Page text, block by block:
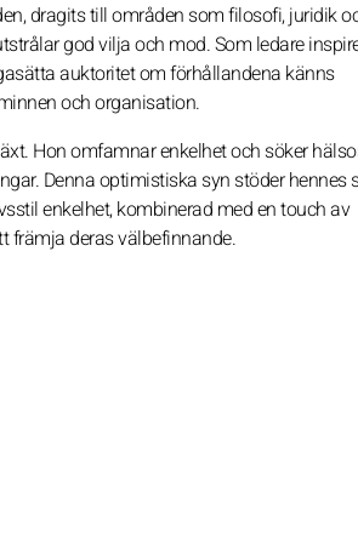
dragits till områden som filosofi, juridik
god vilja och mod. Som ledare
auktoritet om förhållandena känns
och organisation.
Hon omfamnar enkelhet och söker
Denna optimistiska syn stöder hennes
enkelhet, kombinerad med en touch av
främja deras välbefinnande.